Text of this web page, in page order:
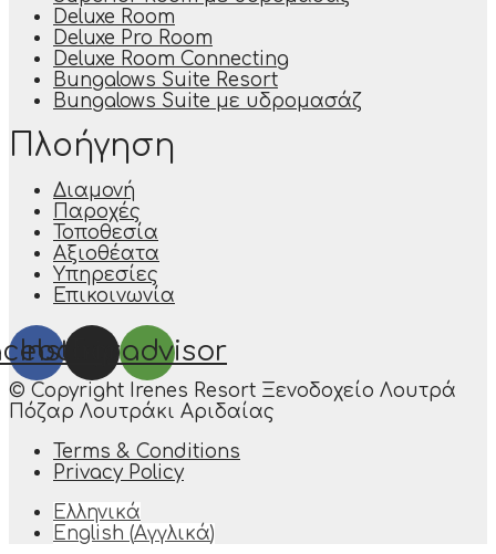
Deluxe Room
Deluxe Pro Room
Deluxe Room Connecting
Bungalows Suite Resort
Bungalows Suite με υδρομασάζ
Πλοήγηση
Διαμονή
Παροχές
Τοποθεσία
Αξιοθέατα
Υπηρεσίες
Επικοινωνία
Instagram
Tripadvisor
© Copyright Irenes Resort Ξενοδοχείο Λουτρά
Πόζαρ Λουτράκι Αριδαίας
Terms & Conditions
Privacy Policy
Ελληνικά
English (Αγγλικά)